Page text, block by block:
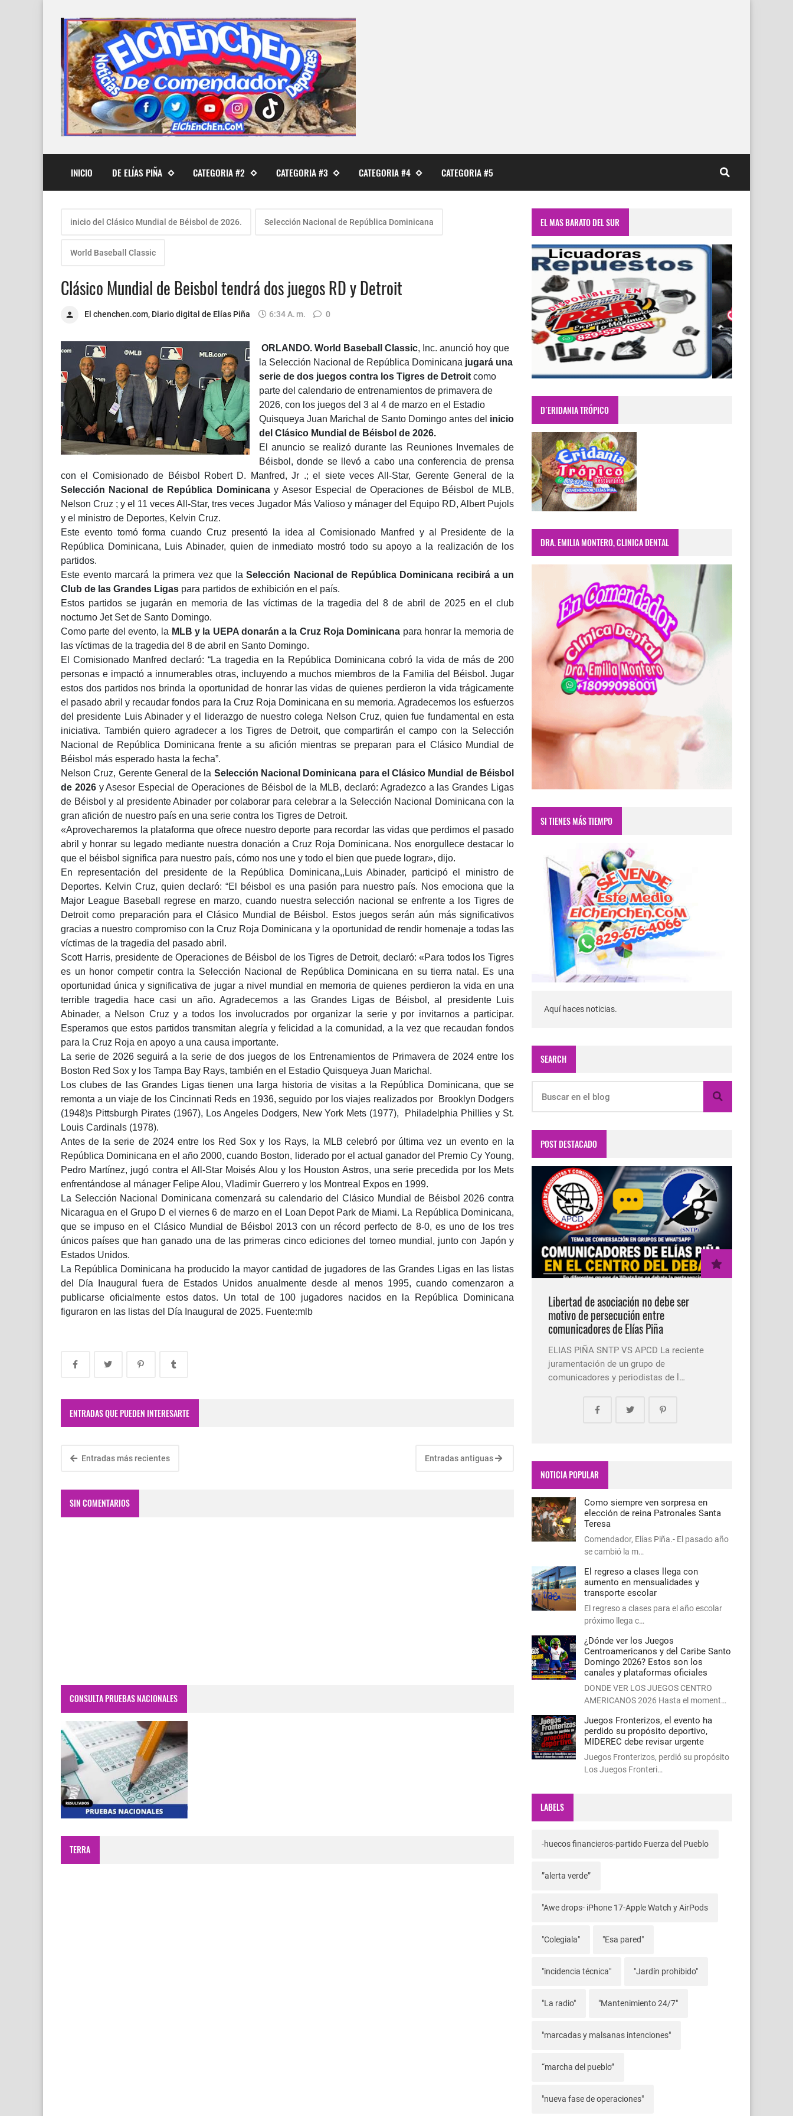
INICIO DE ELÍAS PIÑA CATEGORIA #2 CATEGORIA #3 CATEGORIA #4 CATEGORIA #5
inicio del Clásico Mundial de Béisbol de 2026. Selección Nacional de República Dominicana
World Baseball Classic
Clásico Mundial de Beisbol tendrá dos juegos RD y Detroit
El chenchen.com, Diario digital de Elías Piña 6:34 A. M. 0
ORLANDO. World Baseball Classic, Inc. anunció hoy que
la Selección Nacional de República Dominicana jugará una
serie de dos juegos contra los Tigres de Detroit como
parte del calendario de entrenamientos de primavera de
2026, con los juegos del 3 al 4 de marzo en el Estadio
Quisqueya Juan Marichal de Santo Domingo antes del inicio
del Clásico Mundial de Béisbol de 2026.
El anuncio se realizó durante las Reuniones Invernales de
Béisbol, donde se llevó a cabo una conferencia de prensa
con el Comisionado de Béisbol Robert D. Manfred, Jr .; el siete veces All-Star, Gerente General de la
Selección Nacional de República Dominicanay Asesor Especial de Operaciones de Béisbol de MLB,
Nelson Cruz ; y el 11 veces All-Star, tres veces Jugador Más Valioso y mánager del Equipo RD, Albert Pujols
y el ministro de Deportes, Kelvin Cruz.
Este evento tomó forma cuando Cruz presentó la idea al Comisionado Manfred y al Presidente de la
República Dominicana, Luis Abinader, quien de inmediato mostró todo su apoyo a la realización de los
partidos.
Este evento marcará la primera vez que laSelección Nacional de República Dominicana recibirá a un
Club de las Grandes Ligas para partidos de exhibición en el país.
Estos partidos se jugarán en memoria de las víctimas de la tragedia del 8 de abril de 2025 en el club
nocturno Jet Set de Santo Domingo.
Como parte del evento, la MLB y la UEPA donarán a la Cruz Roja Dominicana para honrar la memoria de
las víctimas de la tragedia del 8 de abril en Santo Domingo.
El Comisionado Manfred declaró: “La tragedia en la República Dominicana cobró la vida de más de 200
personas e impactó a innumerables otras, incluyendo a muchos miembros de la Familia del Béisbol. Jugar
estos dos partidos nos brinda la oportunidad de honrar las vidas de quienes perdieron la vida trágicamente
el pasado abril y recaudar fondos para la Cruz Roja Dominicana en su memoria. Agradecemos los esfuerzos
del presidente Luis Abinader y el liderazgo de nuestro colega Nelson Cruz, quien fue fundamental en esta
iniciativa. También quiero agradecer a los Tigres de Detroit, que compartirán el campo con la Selección
Nacional de República Dominicana frente a su afición mientras se preparan para el Clásico Mundial de
Béisbol más esperado hasta la fecha”.
Nelson Cruz, Gerente General de la Selección Nacional Dominicana para el Clásico Mundial de Béisbol
de 2026y Asesor Especial de Operaciones de Béisbol de la MLB, declaró: Agradezco a las Grandes Ligas
de Béisbol y al presidente Abinader por colaborar para celebrar a la Selección Nacional Dominicana con la
gran afición de nuestro país en una serie contra los Tigres de Detroit.
«Aprovecharemos la plataforma que ofrece nuestro deporte para recordar las vidas que perdimos el pasado
abril y honrar su legado mediante nuestra donación a Cruz Roja Dominicana. Nos enorgullece destacar lo
que el béisbol significa para nuestro país, cómo nos une y todo el bien que puede lograr», dijo.
En representación del presidente de la República Dominicana,,Luis Abinader, participó el ministro de
Deportes. Kelvin Cruz, quien declaró: “El béisbol es una pasión para nuestro país. Nos emociona que la
Major League Baseball regrese en marzo, cuando nuestra selección nacional se enfrente a los Tigres de
Detroit como preparación para el Clásico Mundial de Béisbol. Estos juegos serán aún más significativos
gracias a nuestro compromiso con la Cruz Roja Dominicana y la oportunidad de rendir homenaje a todas las
víctimas de la tragedia del pasado abril.
Scott Harris, presidente de Operaciones de Béisbol de los Tigres de Detroit, declaró: «Para todos los Tigres
es un honor competir contra la Selección Nacional de República Dominicana en su tierra natal. Es una
oportunidad única y significativa de jugar a nivel mundial en memoria de quienes perdieron la vida en una
terrible tragedia hace casi un año. Agradecemos a las Grandes Ligas de Béisbol, al presidente Luis
Abinader, a Nelson Cruz y a todos los involucrados por organizar la serie y por invitarnos a participar.
Esperamos que estos partidos transmitan alegría y felicidad a la comunidad, a la vez que recaudan fondos
para la Cruz Roja en apoyo a una causa importante.
La serie de 2026 seguirá a la serie de dos juegos de los Entrenamientos de Primavera de 2024 entre los
Boston Red Sox y los Tampa Bay Rays, también en el Estadio Quisqueya Juan Marichal.
Los clubes de las Grandes Ligas tienen una larga historia de visitas a la República Dominicana, que se
remonta a un viaje de los Cincinnati Reds en 1936, seguido por los viajes realizados por Brooklyn Dodgers
(1948)s Pittsburgh Pirates (1967), Los Angeles Dodgers, New York Mets (1977), Philadelphia Phillies y St.
Louis Cardinals (1978).
Antes de la serie de 2024 entre los Red Sox y los Rays, la MLB celebró por última vez un evento en la
República Dominicana en el año 2000, cuando Boston, liderado por el actual ganador del Premio Cy Young,
Pedro Martínez, jugó contra el All-Star Moisés Alou y los Houston Astros, una serie precedida por los Mets
enfrentándose al mánager Felipe Alou, Vladimir Guerrero y los Montreal Expos en 1999.
La Selección Nacional Dominicana comenzará su calendario del Clásico Mundial de Béisbol 2026 contra
Nicaragua en el Grupo D el viernes 6 de marzo en el Loan Depot Park de Miami. La República Dominicana,
que se impuso en el Clásico Mundial de Béisbol 2013 con un récord perfecto de 8-0, es uno de los tres
únicos países que han ganado una de las primeras cinco ediciones del torneo mundial, junto con Japón y
Estados Unidos.
La República Dominicana ha producido la mayor cantidad de jugadores de las Grandes Ligas en las listas
del Día Inaugural fuera de Estados Unidos anualmente desde al menos 1995, cuando comenzaron a
publicarse oficialmente estos datos. Un total de 100 jugadores nacidos en la República Dominicana
figuraron en las listas del Día Inaugural de 2025. Fuente:mlb
ENTRADAS QUE PUEDEN INTERESARTE
Entradas más recientes Entradas antiguas
SIN COMENTARIOS
CONSULTA PRUEBAS NACIONALES
TERRA
EL MAS BARATO DEL SUR
D´ERIDANIA TRÓPICO
DRA. EMILIA MONTERO, CLINICA DENTAL
SI TIENES MÁS TIEMPO
Aquí haces noticias.
SEARCH
POST DESTACADO
Libertad de asociación no debe ser
motivo de persecución entre
comunicadores de Elías Piña
ELIAS PIÑA SNTP VS APCD La reciente
juramentación de un grupo de
comunicadores y periodistas de l…
NOTICIA POPULAR
Como siempre ven sorpresa en
elección de reina Patronales Santa
Teresa
Comendador, Elías Piña.- El pasado año
se cambió la m…
El regreso a clases llega con
aumento en mensualidades y
transporte escolar
El regreso a clases para el año escolar
próximo llega c…
¿Dónde ver los Juegos
Centroamericanos y del Caribe Santo
Domingo 2026? Estos son los
canales y plataformas oficiales
DONDE VER LOS JUEGOS CENTRO
AMERICANOS 2026 Hasta el moment…
Juegos Fronterizos, el evento ha
perdido su propósito deportivo,
MIDEREC debe revisar urgente
Juegos Fronterizos, perdió su propósito
Los Juegos Fronteri…
LABELS
-huecos financieros-partido Fuerza del Pueblo
”alerta verde”
"Awe drops- iPhone 17-Apple Watch y AirPods
"Colegiala" "Esa pared"
"incidencia técnica" "Jardín prohibido"
"La radio" "Mantenimiento 24/7"
"marcadas y malsanas intenciones"
“marcha del pueblo”
"nueva fase de operaciones"